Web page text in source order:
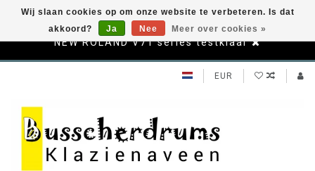
NEW ROLAND V71 series testklaar
EUR
Wij slaan cookies op om onze website te verbeteren. Is dat
akkoord?
Ja Nee Meer over cookies »